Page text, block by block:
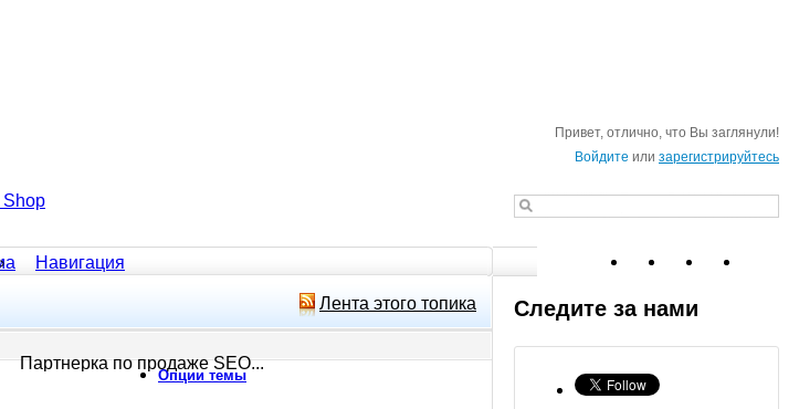
Привет, отлично, что Вы заглянули!
Войдите или зарегистрируйтесь
Навигация
Партнерка по продаже SEO...
Лента этого топика
Опции темы
Следите за нами